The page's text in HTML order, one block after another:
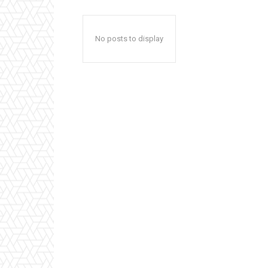
No posts to display